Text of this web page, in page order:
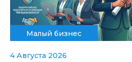
Малый бизнес
4 Августа 2026